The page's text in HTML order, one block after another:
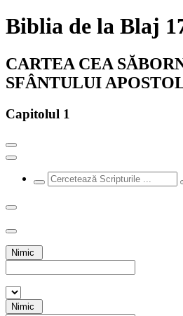
Biblia de la Blaj
CARTEA CEA
SFÂNTULUI
Capitolul 1
Nimic
Nimic